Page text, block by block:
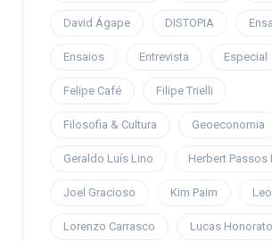
David Ágape DISTOPIA
Ensaios Entrevista Especial
Felipe Café Filipe Trielli
Filosofia & Cultura Geoeconomia
Geraldo Luís Lino Herbert Passos
Joel Gracioso Kim Paim
Lorenzo Carrasco Lucas Honorato